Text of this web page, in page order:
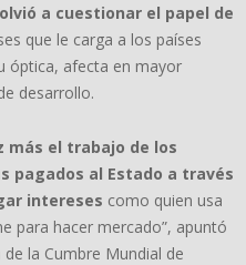
a cuestionar el papel de
que le carga a los países
óptica, afecta en mayor
desarrollo.
más el trabajo de los
pagados al Estado a través
intereses como quien usa
para hacer mercado”, apuntó
la Cumbre Mundial de